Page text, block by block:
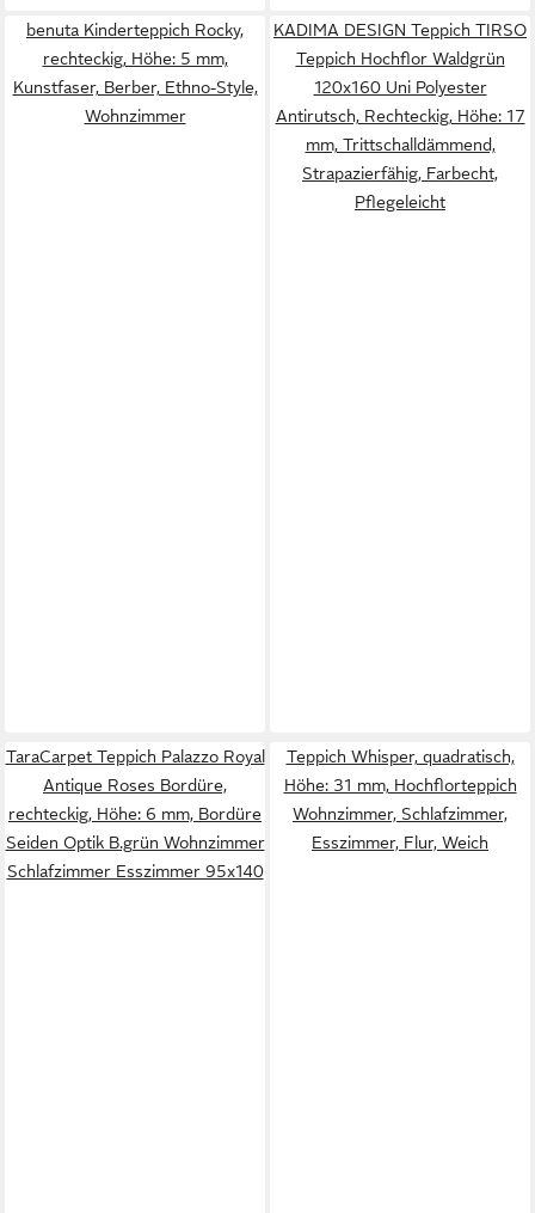
benuta Kinderteppich Rocky,
rechteckig, Höhe: 5 mm,
Kunstfaser, Berber, Ethno-Style,
Wohnzimmer
KADIMA DESIGN Teppich TIRSO
Teppich Hochflor Waldgrün
120x160 Uni Polyester
Antirutsch, Rechteckig, Höhe: 17
mm, Trittschalldämmend,
Strapazierfähig, Farbecht,
Pflegeleicht
TaraCarpet Teppich Palazzo Royal
Antique Roses Bordüre,
rechteckig, Höhe: 6 mm, Bordüre
Seiden Optik B.grün Wohnzimmer
Schlafzimmer Esszimmer 95x140
Teppich Whisper, quadratisch,
Höhe: 31 mm, Hochflorteppich
Wohnzimmer, Schlafzimmer,
Esszimmer, Flur, Weich